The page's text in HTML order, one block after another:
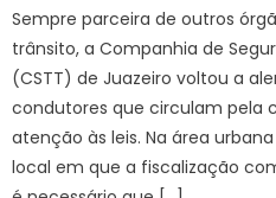
Sempre parceira de outros
trânsito, a Companhia de
(CSTT) de Juazeiro voltou a
condutores que circulam pela
atenção às leis. Na área
local em que a fiscalização